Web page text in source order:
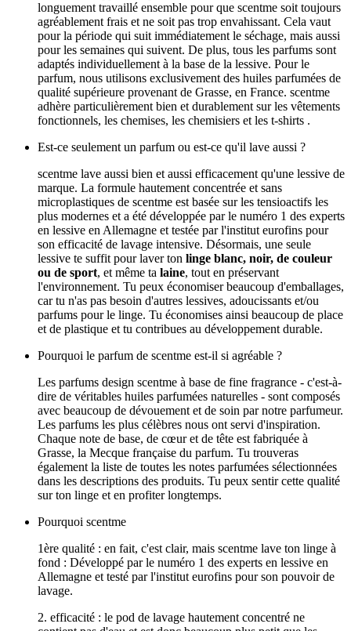
longuement travaillé ensemble pour que scentme soit toujours
agréablement frais et ne soit pas trop envahissant. Cela vaut
pour la période qui suit immédiatement le séchage, mais aussi
pour les semaines qui suivent. De plus, tous les parfums sont
adaptés individuellement à la base de la lessive. Pour le
parfum, nous utilisons exclusivement des huiles parfumées de
qualité supérieure provenant de Grasse, en France. scentme
adhère particulièrement bien et durablement sur les vêtements
fonctionnels, les chemises, les chemisiers et les t-shirts .
Est-ce seulement un parfum ou est-ce qu'il lave aussi ?
scentme lave aussi bien et aussi efficacement qu'une lessive de
marque. La formule hautement concentrée et sans
microplastiques de scentme est basée sur les tensioactifs les
plus modernes et a été développée par le numéro 1 des experts
en lessive en Allemagne et testée par l'institut eurofins pour
son efficacité de lavage intensive. Désormais, une seule
lessive te suffit pour laver ton linge blanc, noir, de couleur
ou de sport, et même ta laine, tout en préservant
l'environnement. Tu peux économiser beaucoup d'emballages,
car tu n'as pas besoin d'autres lessives, adoucissants et/ou
parfums pour le linge. Tu économises ainsi beaucoup de place
et de plastique et tu contribues au développement durable.
Pourquoi le parfum de scentme est-il si agréable ?
Les parfums design scentme à base de fine fragrance - c'est-à-
dire de véritables huiles parfumées naturelles - sont composés
avec beaucoup de dévouement et de soin par notre parfumeur.
Les parfums les plus célèbres nous ont servi d'inspiration.
Chaque note de base, de cœur et de tête est fabriquée à
Grasse, la Mecque française du parfum. Tu trouveras
également la liste de toutes les notes parfumées sélectionnées
dans les descriptions des produits. Tu peux sentir cette qualité
sur ton linge et en profiter longtemps.
Pourquoi scentme
1ère qualité : en fait, c'est clair, mais scentme lave ton linge à
fond : Développé par le numéro 1 des experts en lessive en
Allemagne et testé par l'institut eurofins pour son pouvoir de
lavage.
2. efficacité : le pod de lavage hautement concentré ne